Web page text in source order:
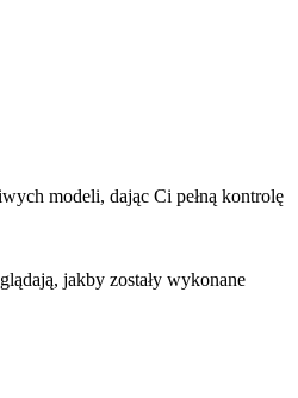
modeli, dając Ci pełną kontrolę
jakby zostały wykonane